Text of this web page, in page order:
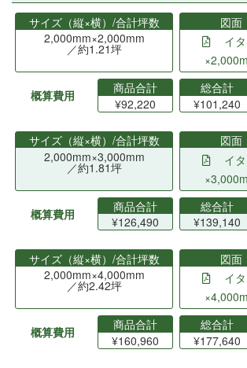
サイズ（縦×横）/合計坪数
2,000mm×2,000mm
／約1.21坪
図面
イ
概算費用
商品合計
¥92,220
総合計
¥101,240
サイズ（縦×横）/合計坪数
2,000mm×3,000mm
／約1.81坪
図面
イ
概算費用
商品合計
¥126,490
総合計
¥139,140
サイズ（縦×横）/合計坪数
2,000mm×4,000mm
／約2.42坪
図面
イ
概算費用
商品合計
¥160,960
総合計
¥177,640